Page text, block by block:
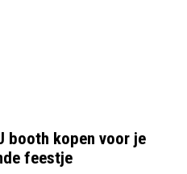
booth kopen voor je
feestje